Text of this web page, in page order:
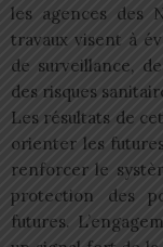
les agences des
travaux visent à
de surveillance,
des risques
Les résultats de
orienter les
renforcer le
protection des
futures.